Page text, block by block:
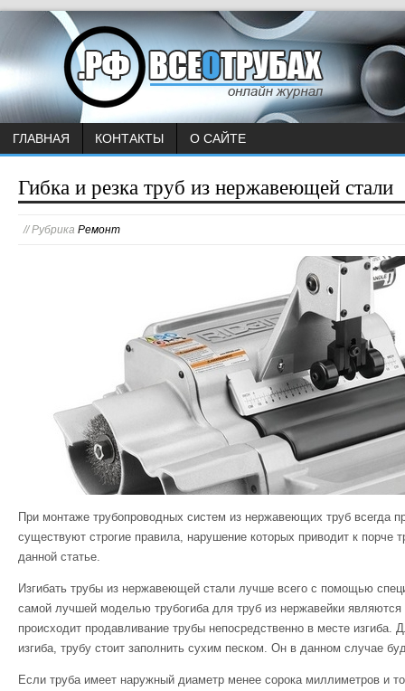
ГЛАВНАЯ КОНТАКТЫ О САЙТЕ
Гибка и резка труб из нержавеющей стали
// Рубрика Ремонт
При монтаже трубопроводных систем из нержавеющих труб всегда
существуют строгие правила, нарушение которых приводит к порче
данной статье.
Изгибать трубы из нержавеющей стали лучше всего с помощью
самой лучшей моделью трубогиба для труб из нержавейки
происходит продавливание трубы непосредственно в месте изгиба.
изгиба, трубу стоит заполнить сухим песком. Он в данном случае
Если труба имеет наружный диаметр менее сорока миллиметров и